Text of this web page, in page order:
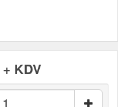
KDV